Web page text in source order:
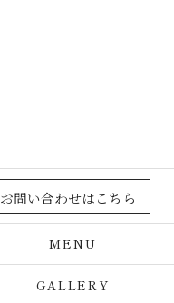
お問い合わせはこちら
MENU
GALLERY